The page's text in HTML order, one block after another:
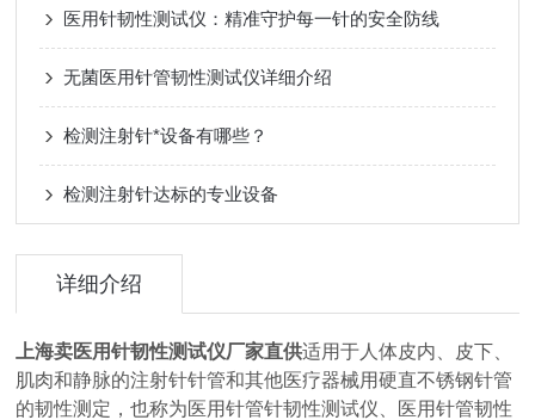
医用针韧性测试仪：精准守护每一针的安全防线
无菌医用针管韧性测试仪详细介绍
检测注射针*设备有哪些？
检测注射针达标的专业设备
详细介绍
上海卖医用针韧性测试仪厂家直供适用于人体皮内、皮下、
肌肉和静脉的注射针针管和其他医疗器械用硬直不锈钢针管
的韧性测定，也称为医用针管针韧性测试仪、医用针管韧性